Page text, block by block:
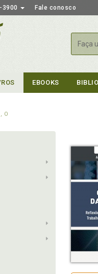
3900 Fale conosco
EBOOKS
O